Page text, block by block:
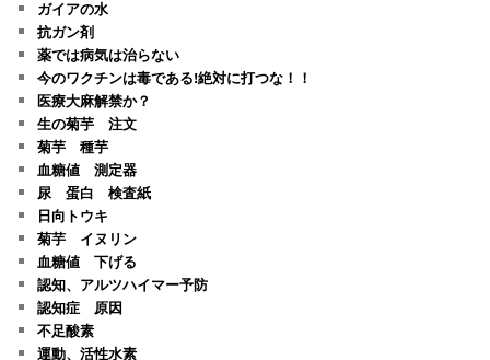
ガイアの水
抗ガン剤
薬では病気は治らない
今のワクチンは毒である!絶対に打つな！！
医療大麻解禁か？
生の菊芋 注文
菊芋 種芋
血糖値 測定器
尿 蛋白 検査紙
日向トウキ
菊芋 イヌリン
血糖値 下げる
認知、アルツハイマー予防
認知症 原因
不足酸素
運動、活性水素